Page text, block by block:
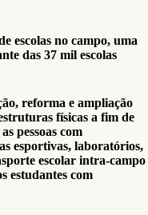
escolas no campo, uma
das 37 mil escolas
reforma e ampliação
físicas a fim de
pessoas com
esportivas, laboratórios,
escolar intra-campo
estudantes com